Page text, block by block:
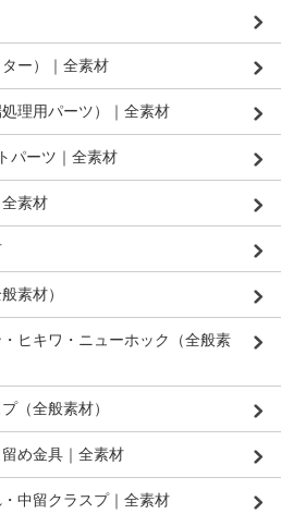
ー）｜全素材
理用パーツ）｜全素材
パーツ｜全素材
素材
素材）
ヒキワ・ニューホック（全般素
（全般素材）
め金具｜全素材
中留クラスプ｜全素材